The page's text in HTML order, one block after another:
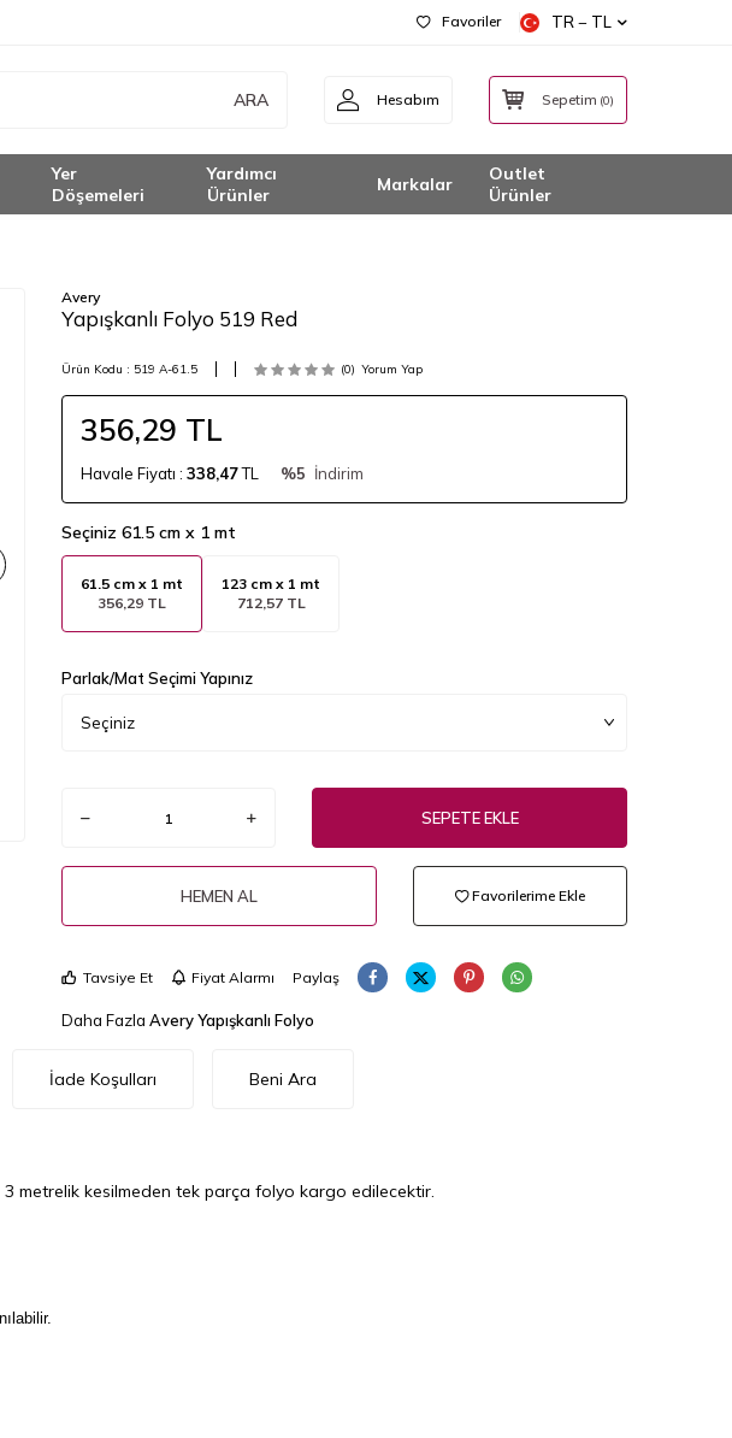
Favoriler TR − TL
ARA Hesabım Sepetim (0)
Yer
Döşemeleri
Yardımcı
Ürünler
Markalar
Outlet
Ürünler
Avery
Yapışkanlı Folyo 519 Red
Ürün Kodu : 519 A-61.5 (0) Yorum Yap
356,29 TL
Havale Fiyatı : 338,47TL %5 İndirim
Seçiniz 61.5 cm x 1 mt
61.5 cm x 1 mt
356,29 TL
123 cm x 1 mt
712,57 TL
Parlak/Mat Seçimi Yapınız
SEPETE EKLE
HEMEN AL Favorilerime Ekle
Tavsiye Et Fiyat Alarmı Paylaş
Daha Fazla Avery Yapışkanlı Folyo
İade Koşulları Beni Ara
metrelik kesilmeden tek parça folyo kargo edilecektir.